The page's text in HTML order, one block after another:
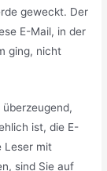
geweckt. Der
E-Mail, in der
ging, nicht
ist, die E-
Leser mit
sind Sie auf